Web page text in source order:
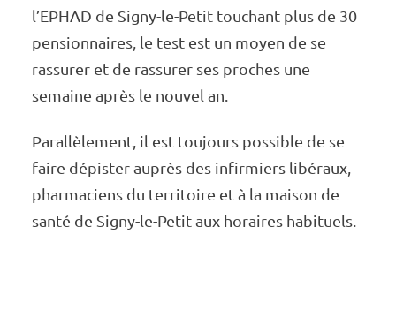
l’EPHAD de Signy-le-Petit touchant plus de 30
pension­­­naires, le test est un moyen de se
rassu­­­rer et de rassu­­­rer ses proches une
semaine après le nouvel an.
Paral­­­­­lè­­­­­le­­­­­ment, il est toujours possible de se
faire dépis­­­­­ter auprès des infir­­­­­miers libé­­­­­raux,
phar­­­­­ma­­­­­ciens du terri­­­­­toire et à la maison de
santé de Signy-le-Petit aux horaires habi­­­­­tuels.